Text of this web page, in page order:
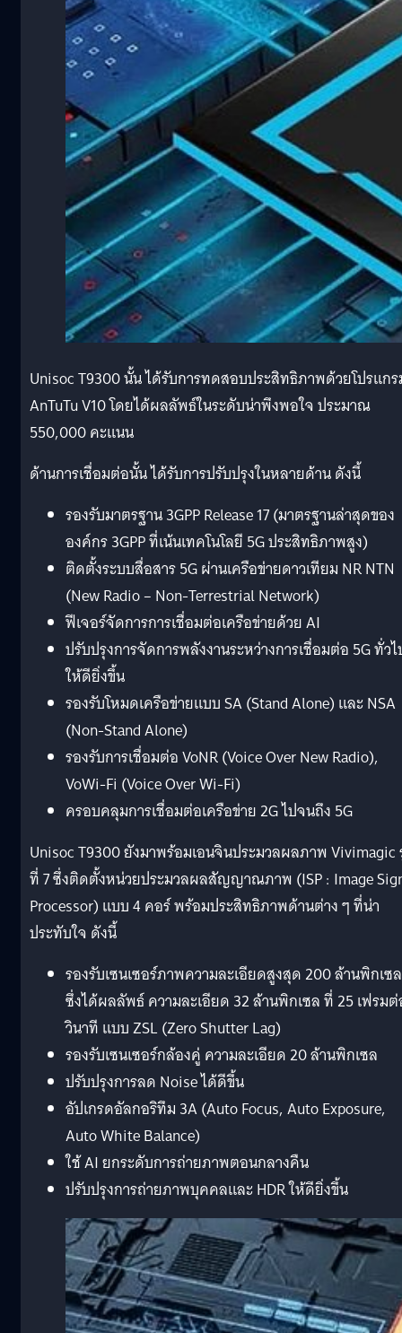
Unisoc T9300 นั้น ได้รับการทดสอบประสิทธิภาพด้วยโปรแก
AnTuTu V10 โดยได้ผลลัพธ์ในระดับน่าพึงพอใจ ประมาณ
550,000 คะแนน
ด้านการเชื่อมต่อนั้น ได้รับการปรับปรุงในหลายด้าน ดังนี้
รองรับมาตรฐาน 3GPP Release 17 (มาตรฐานล่าสุดของ
องค์กร 3GPP ที่เน้นเทคโนโลยี 5G ประสิทธิภาพสูง)
ติดตั้งระบบสื่อสาร 5G ผ่านเครือข่ายดาวเทียม NR NTN
(New Radio – Non-Terrestrial Network)
ฟีเจอร์จัดการการเชื่อมต่อเครือข่ายด้วย AI
ปรับปรุงการจัดการพลังงานระหว่างการเชื่อมต่อ 5G ทั่ว
ให้ดียิ่งขึ้น
รองรับโหมดเครือข่ายแบบ SA (Stand Alone) และ NSA
(Non-Stand Alone)
รองรับการเชื่อมต่อ VoNR (Voice Over New Radio),
VoWi-Fi (Voice Over Wi-Fi)
ครอบคลุมการเชื่อมต่อเครือข่าย 2G ไปจนถึง 5G
Unisoc T9300 ยังมาพร้อมเอนจินประมวลผลภาพ Vivimagic
ที่ 7 ซึ่งติดตั้งหน่วยประมวลผลสัญญาณภาพ (ISP : Image
Processor) แบบ 4 คอร์ พร้อมประสิทธิภาพด้านต่าง ๆ ที่น่า
ประทับใจ ดังนี้
รองรับเซนเซอร์ภาพความละเอียดสูงสุด 200 ล้านพิกเซล
ซึ่งได้ผลลัพธ์ ความละเอียด 32 ล้านพิกเซล ที่ 25 เฟรม
วินาที แบบ ZSL (Zero Shutter Lag)
รองรับเซนเซอร์กล้องคู่ ความละเอียด 20 ล้านพิกเซล
ปรับปรุงการลด Noise ได้ดีขึ้น
อัปเกรดอัลกอริทึม 3A (Auto Focus, Auto Exposure,
Auto White Balance)
ใช้ AI ยกระดับการถ่ายภาพตอนกลางคืน
ปรับปรุงการถ่ายภาพบุคคลและ HDR ให้ดียิ่งขึ้น